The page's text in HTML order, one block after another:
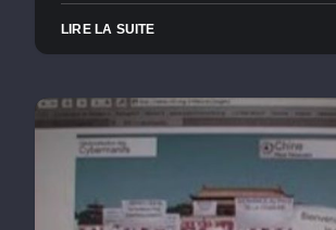
LIRE LA SUITE